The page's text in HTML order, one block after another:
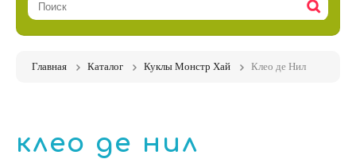
Главная Каталог Куклы Монстр Хай Клео де Нил
клео де нил